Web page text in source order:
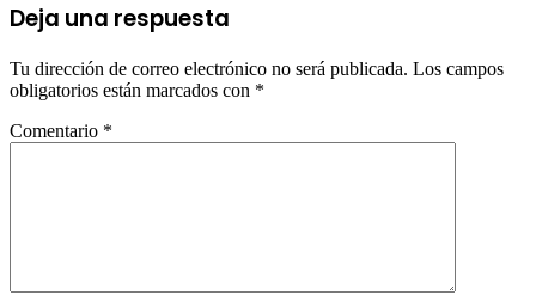
Deja una respuesta
Tu dirección de correo electrónico no será publicada. Los campos
obligatorios están marcados con *
Comentario *